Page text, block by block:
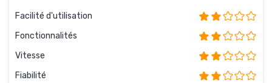
Facilité d'utilisation
Fonctionnalités
Vitesse
Fiabilité